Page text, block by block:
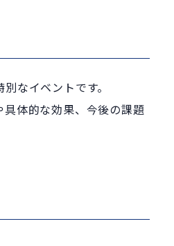
なイベントです。
体的な効果、今後の課題